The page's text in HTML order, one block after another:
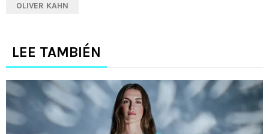
OLIVER KAHN
LEE TAMBIÉN